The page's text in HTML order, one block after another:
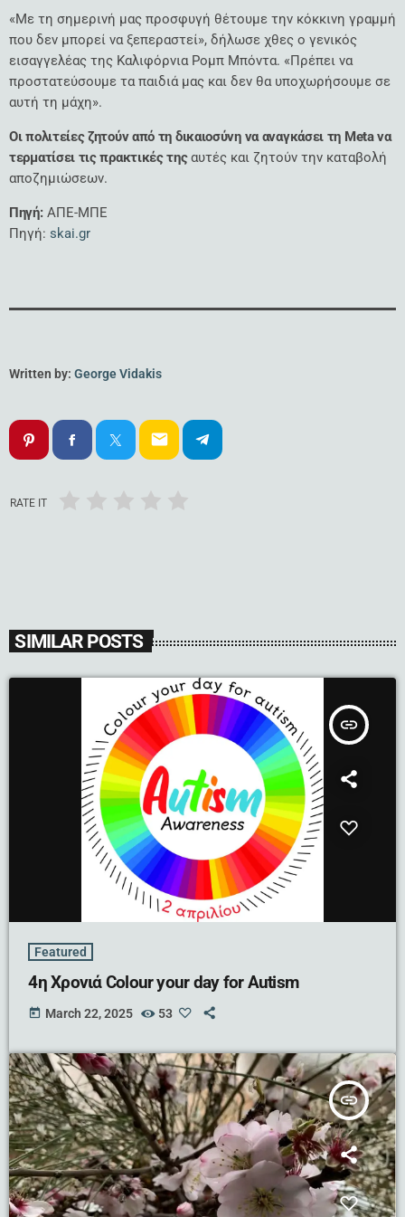
«Με τη σημερινή μας προσφυγή θέτουμε την κόκκινη γραμμή
που δεν μπορεί να ξεπεραστεί», δήλωσε χθες ο γενικός
εισαγγελέας της Καλιφόρνια Ρομπ Μπόντα. «Πρέπει να
προστατεύσουμε τα παιδιά μας και δεν θα υποχωρήσουμε σε
αυτή τη μάχη».
Οι πολιτείες ζητούν από τη δικαιοσύνη να αναγκάσει τη Meta να
τερματίσει τις πρακτικές τηςαυτές και ζητούν την καταβολή
αποζημιώσεων.
Πηγή:ΑΠΕ-ΜΠΕ
Πηγή: skai.gr
Written by: George Vidakis
email
RATE IT
SIMILAR POSTS
insert_link
Featured
4η Χρονιά Colour your day for Autism
today March 22, 2025 53
insert_link